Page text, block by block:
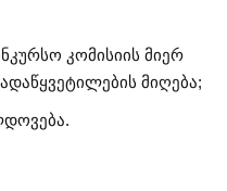
კომისიის მიერ
მიღება;